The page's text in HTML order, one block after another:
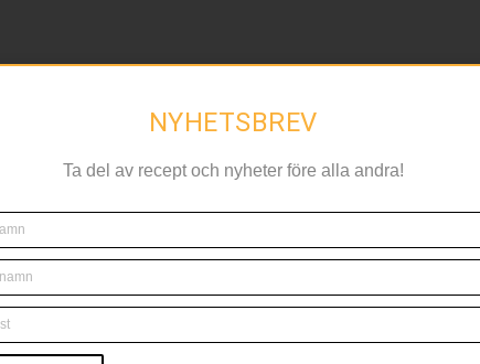
NYHETSBREV
före alla andra, anmäl dig till nyhetsbrevet nedan!
NYHETSBREV
Ta del av recept och nyheter före alla andra!